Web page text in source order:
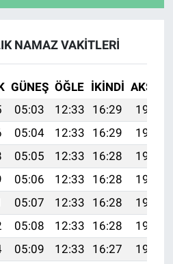
NAMAZ VAKITLERI
GÜNEŞ ÖĞLE İKINDI AKŞAM
05:03 12:33 16:29
19:52
05:04 12:33 16:29
19:51
05:05 12:33 16:28
19:50
05:06 12:33 16:28
19:49
05:07 12:33 16:28
19:48
05:08 12:33 16:28
19:47
05:09 12:33 16:27
19:46